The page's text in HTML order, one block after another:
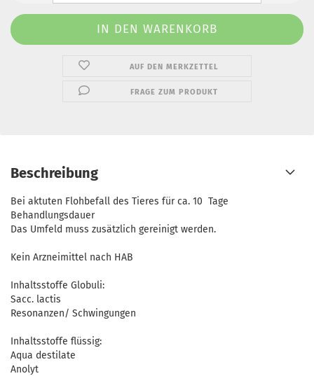
AUF DEN MERKZETTEL
FRAGE ZUM PRODUKT
Beschreibung
Bei aktuten Flohbefall des Tieres für ca. 10 Tage
Behandlungsdauer
Das Umfeld muss zusätzlich gereinigt werden.
Kein Arzneimittel nach HAB
Inhaltsstoffe Globuli:
Sacc. lactis
Resonanzen/ Schwingungen
Inhaltsstoffe flüssig:
Aqua destilate
Anolyt